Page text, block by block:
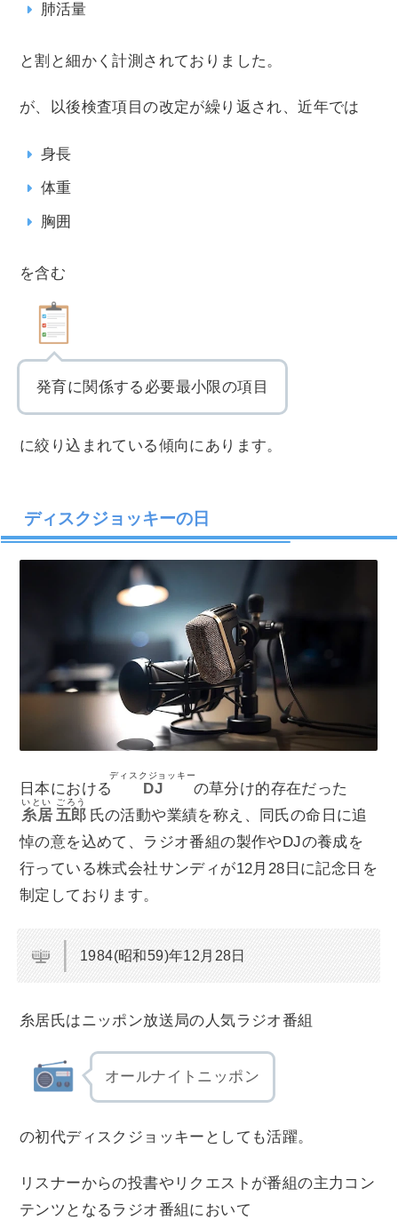
肺活量
と割と細かく計測されておりました。
が、以後検査項目の改定が繰り返され、近年では
身長
体重
胸囲
を含む
発育に関係する必要最小限の項目
に絞り込まれている傾向にあります。
ディスクジョッキーの日
日本における DJ
ディスクジョッキー
の草分け的存在だった
糸居
いとい
五郎
ごろう
氏の活動や業績を称え、同氏の命日に追
悼の意を込めて、ラジオ番組の製作やDJの養成を
行っている株式会社サンディが12月28日に記念日を
制定しております。
1984(昭和59)年12月28日
糸居氏はニッポン放送局の人気ラジオ番組
オールナイトニッポン
の初代ディスクジョッキーとしても活躍。
リスナーからの投書やリクエストが番組の主力コン
テンツとなるラジオ番組において